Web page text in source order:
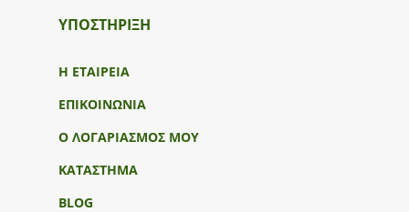
ΥΠΟΣΤΉΡΙΞΗ
Η ΕΤΑΙΡΕΙΑ
ΕΠΙΚΟΙΝΩΝΙΑ
Ο ΛΟΓΑΡΙΑΣΜΟΣ ΜΟΥ
ΚΑΤΑΣΤΗΜΑ
BLOG